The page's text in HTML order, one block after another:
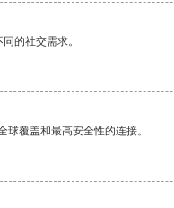
的社交需求。
覆盖和最高安全性的连接。